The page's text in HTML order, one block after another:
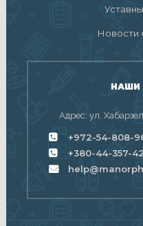
Новости
НАШИ
Адрес: ул.
+972-54-808-
+380-44-357-